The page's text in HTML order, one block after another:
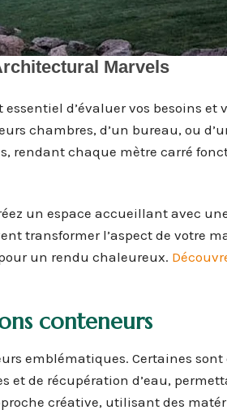
d’évaluer vos besoins et
chambres, d’un bureau, ou
rendant chaque mètre carré
un espace accueillant avec
transformer l’aspect de votre
un rendu chaleureux.
conteneurs
emblématiques. Certaines
et de récupération d’eau,
créative, utilisant des